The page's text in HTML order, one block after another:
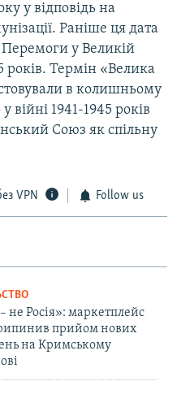
у відповідь на
Раніше ця дата
у Великій
років. Термін «Велика
в колишньому
1941-1945 років
Союз як спільну
VPN Follow us
не Росія»: маркетплейс
прийом нових
на Кримському